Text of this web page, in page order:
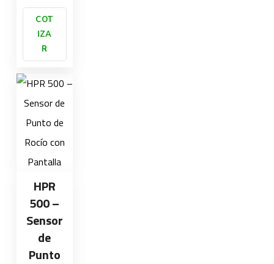
COT
IZA
R
HPR
500 –
Sensor
de
Punto